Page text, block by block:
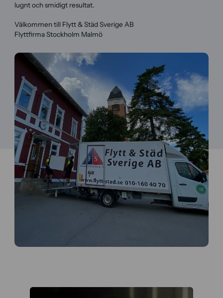
lugnt och smidigt resultat.
Välkommen till Flytt & Städ Sverige AB
Flyttfirma Stockholm Malmö